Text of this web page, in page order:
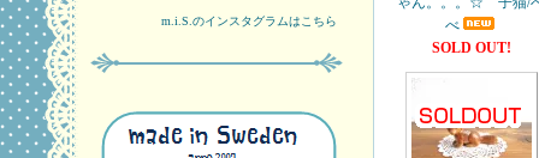
m.i.S.のインスタグラムはこちら
べ
SOLD OUT!